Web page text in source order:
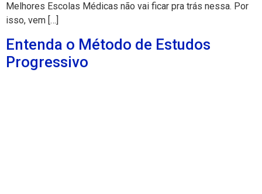
Melhores Escolas Médicas não vai ficar pra trás nessa. Por
isso, vem […]
Entenda o Método de Estudos
Progressivo